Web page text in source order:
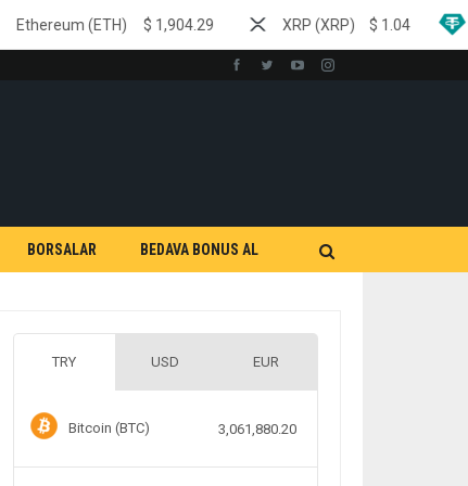
BORSALAR BEDAVA BONUS AL
TRY USD EUR
Bitcoin (BTC) 3,061,880.20
$1,904.29 XRP (XRP) $1.04 Tether (USDT)